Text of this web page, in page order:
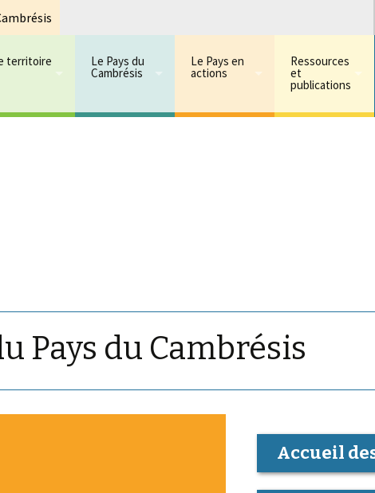
territoire Le Pays du
Cambrésis
Le Pays en
actions
Ressources
et
publications
Pays du Cambrésis
Accueil